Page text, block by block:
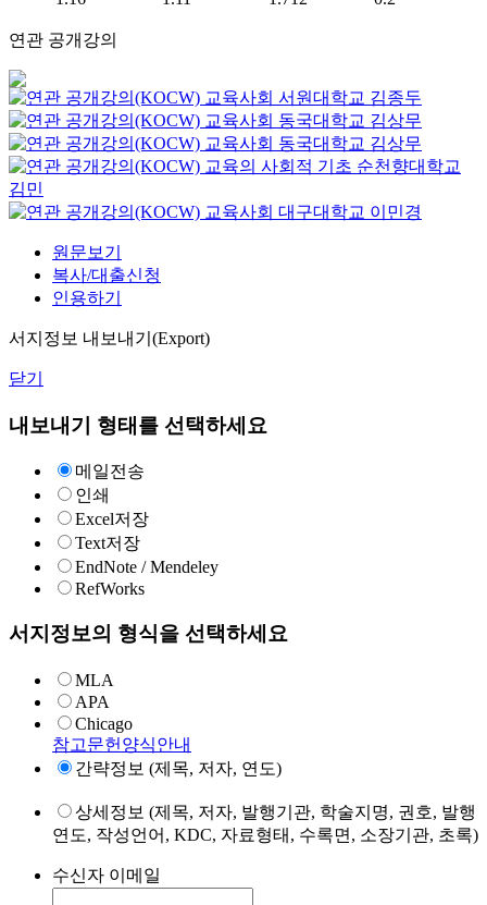
연관 공개강의
교육사회 서원대학교 김종두
교육사회 동국대학교 김상무
교육사회 동국대학교 김상무
교육의 사회적 기초 순천향대학교
김민
교육사회 대구대학교 이민경
원문보기
복사/대출신청
인용하기
서지정보 내보내기(Export)
닫기
내보내기 형태를 선택하세요
메일전송
인쇄
Excel저장
Text저장
EndNote / Mendeley
RefWorks
서지정보의 형식을 선택하세요
MLA
APA
Chicago
참고문헌양식안내
간략정보 (제목, 저자, 연도)
상세정보 (제목, 저자, 발행기관, 학술지명, 권호, 발행
연도, 작성언어, KDC, 자료형태, 수록면, 소장기관, 초록)
수신자 이메일